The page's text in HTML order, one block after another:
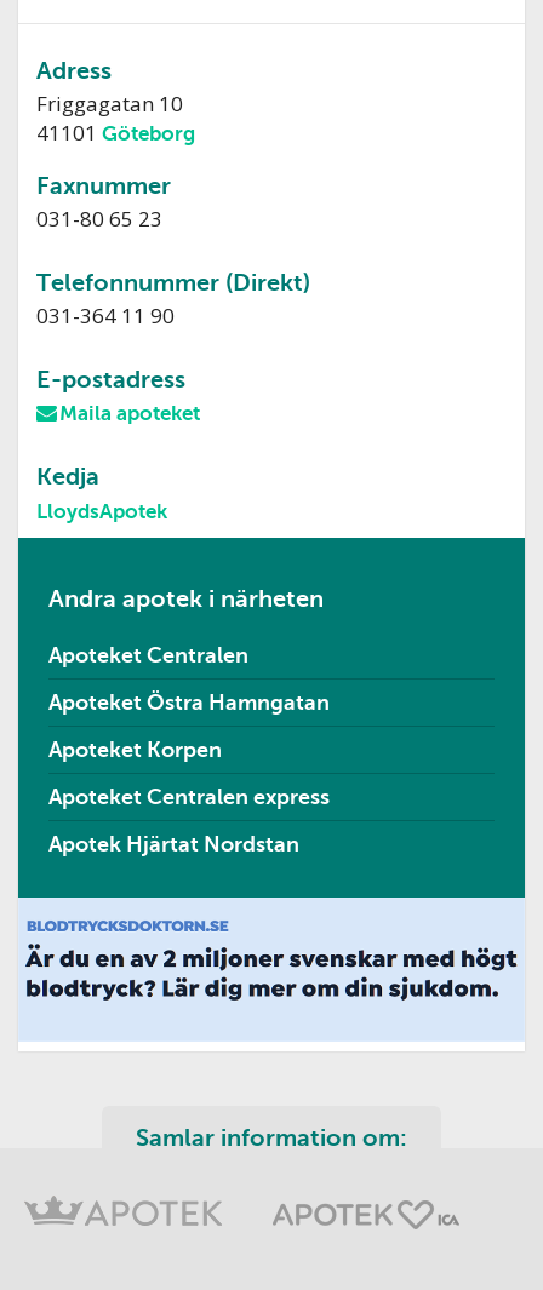
Adress
Friggagatan 10
41101Göteborg
Faxnummer
031-80 65 23
Telefonnummer (Direkt)
031-364 11 90
E-postadress
Maila apoteket
Kedja
LloydsApotek
Andra apotek i närheten
Apoteket Centralen
Apoteket Östra Hamngatan
Apoteket Korpen
Apoteket Centralen express
Apotek Hjärtat Nordstan
Samlar information om: